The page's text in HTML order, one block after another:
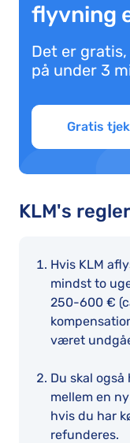
flyvning
Det er
på under 3
Gratis
KLM's
Hvis KLM
mindst to
250-600 €
været
Du skal
mellem en
hvis du har
refunderes.